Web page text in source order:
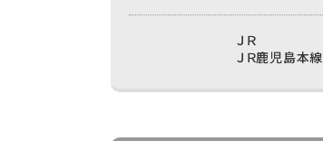
ＪＲ
ＪＲ鹿児島本線